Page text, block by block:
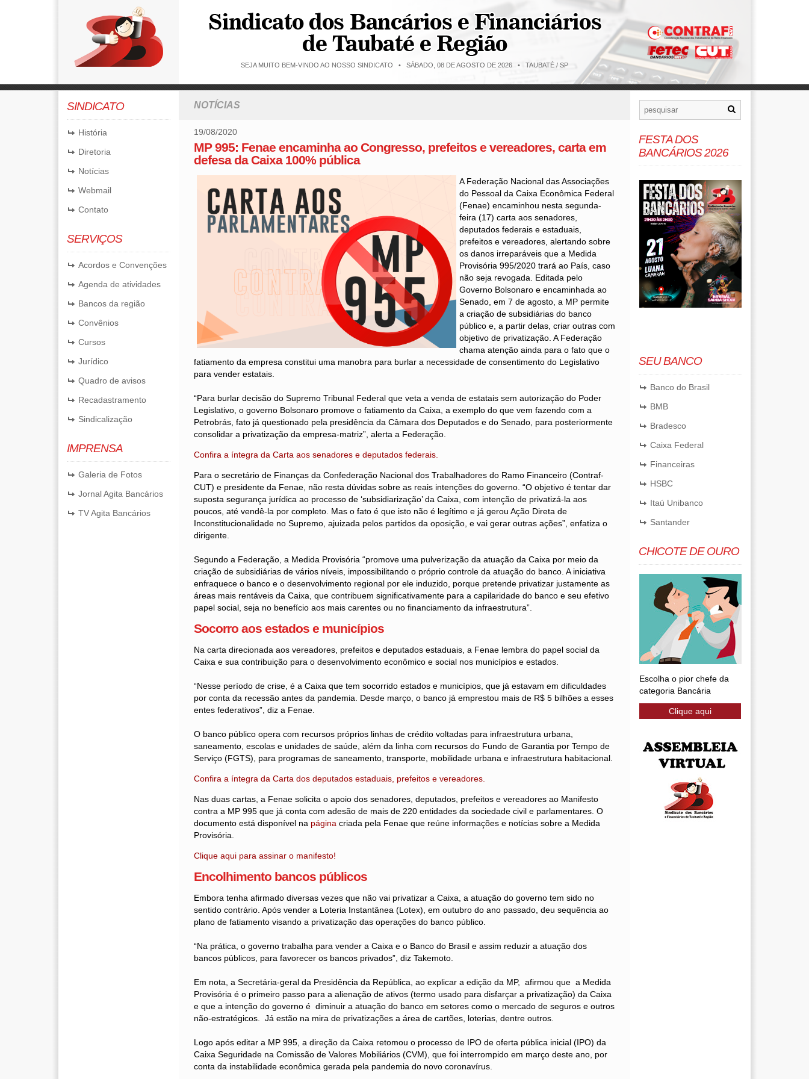
SEJA MUITO BEM-VINDO AO NOSSO SINDICATO • SÁBADO, 08 DE AGOSTO DE 2026 • TAUBATÉ / SP
SINDICATO
História
Diretoria
Notícias
Webmail
Contato
SERVIÇOS
Acordos e Convenções
Agenda de atividades
Bancos da região
Convênios
Cursos
Jurídico
Quadro de avisos
Recadastramento
Sindicalização
IMPRENSA
Galeria de Fotos
Jornal Agita Bancários
TV Agita Bancários
NOTÍCIAS
19/08/2020
MP 995: Fenae encaminha ao Congresso, prefeitos e vereadores, carta em
defesa da Caixa 100% pública
A Federação Nacional das Associações
do Pessoal da Caixa Econômica Federal
(Fenae) encaminhou nesta segunda-
feira (17) carta aos senadores,
deputados federais e estaduais,
prefeitos e vereadores, alertando sobre
os danos irreparáveis que a Medida
Provisória 995/2020 trará ao País, caso
não seja revogada. Editada pelo
Governo Bolsonaro e encaminhada ao
Senado, em 7 de agosto, a MP permite
a criação de subsidiárias do banco
público e, a partir delas, criar outras com
objetivo de privatização. A Federação
chama atenção ainda para o fato que o
fatiamento da empresa constitui uma manobra para burlar a necessidade de consentimento do Legislativo
para vender estatais.
“Para burlar decisão do Supremo Tribunal Federal que veta a venda de estatais sem autorização do Poder
Legislativo, o governo Bolsonaro promove o fatiamento da Caixa, a exemplo do que vem fazendo com a
Petrobrás, fato já questionado pela presidência da Câmara dos Deputados e do Senado, para posteriormente
consolidar a privatização da empresa-matriz”, alerta a Federação.
Confira a íntegra da Carta aos senadores e deputados federais.
Para o secretário de Finanças da Confederação Nacional dos Trabalhadores do Ramo Financeiro (Contraf-
CUT) e presidente da Fenae, não resta dúvidas sobre as reais intenções do governo. “O objetivo é tentar dar
suposta segurança jurídica ao processo de ‘subsidiarização’ da Caixa, com intenção de privatizá-la aos
poucos, até vendê-la por completo. Mas o fato é que isto não é legítimo e já gerou Ação Direta de
Inconstitucionalidade no Supremo, ajuizada pelos partidos da oposição, e vai gerar outras ações”, enfatiza o
dirigente.
Segundo a Federação, a Medida Provisória “promove uma pulverização da atuação da Caixa por meio da
criação de subsidiárias de vários níveis, impossibilitando o próprio controle da atuação do banco. A iniciativa
enfraquece o banco e o desenvolvimento regional por ele induzido, porque pretende privatizar justamente as
áreas mais rentáveis da Caixa, que contribuem significativamente para a capilaridade do banco e seu efetivo
papel social, seja no benefício aos mais carentes ou no financiamento da infraestrutura”.
Socorro aos estados e municípios
Na carta direcionada aos vereadores, prefeitos e deputados estaduais, a Fenae lembra do papel social da
Caixa e sua contribuição para o desenvolvimento econômico e social nos municípios e estados.
“Nesse período de crise, é a Caixa que tem socorrido estados e municípios, que já estavam em dificuldades
por conta da recessão antes da pandemia. Desde março, o banco já emprestou mais de R$ 5 bilhões a esses
entes federativos”, diz a Fenae.
O banco público opera com recursos próprios linhas de crédito voltadas para infraestrutura urbana,
saneamento, escolas e unidades de saúde, além da linha com recursos do Fundo de Garantia por Tempo de
Serviço (FGTS), para programas de saneamento, transporte, mobilidade urbana e infraestrutura habitacional.
Confira a íntegra da Carta dos deputados estaduais, prefeitos e vereadores.
Nas duas cartas, a Fenae solicita o apoio dos senadores, deputados, prefeitos e vereadores ao Manifesto
contra a MP 995 que já conta com adesão de mais de 220 entidades da sociedade civil e parlamentares. O
documento está disponível na página criada pela Fenae que reúne informações e notícias sobre a Medida
Provisória.
Clique aqui para assinar o manifesto!
Encolhimento bancos públicos
Embora tenha afirmado diversas vezes que não vai privatizar a Caixa, a atuação do governo tem sido no
sentido contrário. Após vender a Loteria Instantânea (Lotex), em outubro do ano passado, deu sequência ao
plano de fatiamento visando a privatização das operações do banco público.
“Na prática, o governo trabalha para vender a Caixa e o Banco do Brasil e assim reduzir a atuação dos
bancos públicos, para favorecer os bancos privados”, diz Takemoto.
Em nota, a Secretária-geral da Presidência da República, ao explicar a edição da MP, afirmou que a Medida
Provisória é o primeiro passo para a alienação de ativos (termo usado para disfarçar a privatização) da Caixa
e que a intenção do governo é diminuir a atuação do banco em setores como o mercado de seguros e outros
não-estratégicos. Já estão na mira de privatizações a área de cartões, loterias, dentre outros.
Logo após editar a MP 995, a direção da Caixa retomou o processo de IPO de oferta pública inicial (IPO) da
Caixa Seguridade na Comissão de Valores Mobiliários (CVM), que foi interrompido em março deste ano, por
conta da instabilidade econômica gerada pela pandemia do novo coronavírus.
FESTA DOS
BANCÁRIOS 2026
SEU BANCO
Banco do Brasil
BMB
Bradesco
Caixa Federal
Financeiras
HSBC
Itaú Unibanco
Santander
CHICOTE DE OURO
Escolha o pior chefe da
categoria Bancária
Clique aqui